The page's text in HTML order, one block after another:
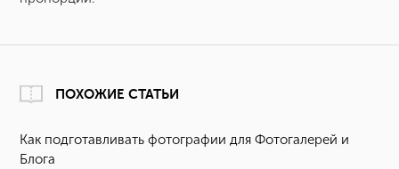
ПОХОЖИЕ СТАТЬИ
Как подготавливать фотографии для Фотогалерей и
Блога